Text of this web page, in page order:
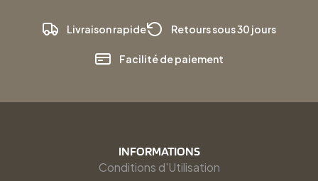
Livraison rapide Retours sous 30 jours
Facilité de paiement
INFORMATIONS
Conditions d'Utilisation